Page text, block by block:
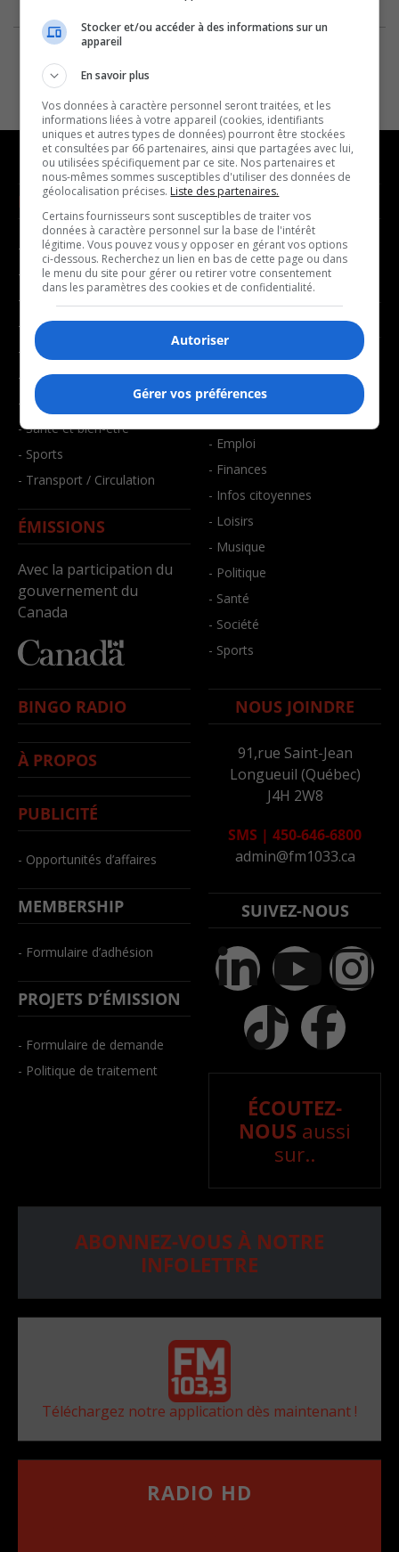
NOUVELLES
- Affaires municipales
- Communauté / Social
- Culture
- Économie
- Éducation
- Environnement
- Faits divers
- Santé et bien-être
- Sports
- Transport / Circulation
ÉMISSIONS
Avec la participation du
gouvernement du
Canada
MUSIQUE
- Décompte franco
- Joué récemment
BALADOS
- Art de vivre
- Bien-être
- Emploi
- Finances
- Infos citoyennes
- Loisirs
- Musique
- Politique
- Santé
- Société
- Sports
BINGO RADIO
À PROPOS
PUBLICITÉ
- Opportunités d’affaires
MEMBERSHIP
- Formulaire d’adhésion
PROJETS D’ÉMISSION
- Formulaire de demande
- Politique de traitement
NOUS JOINDRE
91,rue Saint-Jean
Longueuil (Québec)
J4H 2W8
SMS | 450-646-6800
admin@fm1033.ca
SUIVEZ-NOUS
ÉCOUTEZ-
NOUS aussi
sur..
ABONNEZ-VOUS À NOTRE
INFOLETTRE
Téléchargez notre application dès maintenant !
RADIO HD
Stocker et/ou accéder à des informations sur un
appareil
En savoir plus
Vos données à caractère personnel seront traitées, et les
informations liées à votre appareil (cookies, identifiants
uniques et autres types de données) pourront être stockées
et consultées par 66 partenaires, ainsi que partagées avec lui,
ou utilisées spécifiquement par ce site. Nos partenaires et
nous-mêmes sommes susceptibles d'utiliser des données de
géolocalisation précises. Liste des partenaires.
Certains fournisseurs sont susceptibles de traiter vos
données à caractère personnel sur la base de l'intérêt
légitime. Vous pouvez vous y opposer en gérant vos options
ci-dessous. Recherchez un lien en bas de cette page ou dans
le menu du site pour gérer ou retirer votre consentement
dans les paramètres des cookies et de confidentialité.
Autoriser
Gérer vos préférences